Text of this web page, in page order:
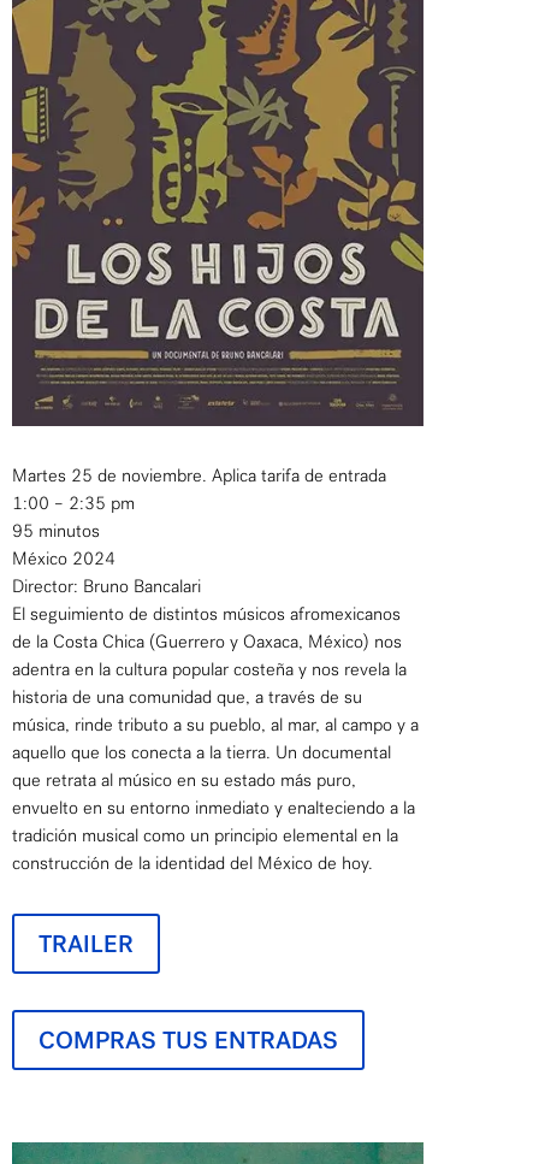
Martes 25 de noviembre. Aplica tarifa de entrada
1:00 – 2:35 pm
95 minutos
México 2024
Director: Bruno Bancalari
El seguimiento de distintos músicos afromexicanos
de la Costa Chica (Guerrero y Oaxaca, México) nos
adentra en la cultura popular costeña y nos revela la
historia de una comunidad que, a través de su
música, rinde tributo a su pueblo, al mar, al campo y a
aquello que los conecta a la tierra. Un documental
que retrata al músico en su estado más puro,
envuelto en su entorno inmediato y enalteciendo a la
tradición musical como un principio elemental en la
construcción de la identidad del México de hoy.
TRAILER
COMPRAS TUS ENTRADAS